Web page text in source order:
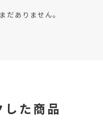
だありません。
た商品